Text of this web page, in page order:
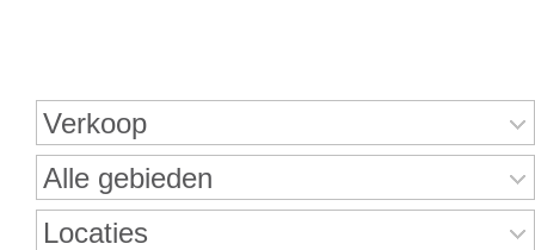
Verkoop
Alle gebieden
Locaties